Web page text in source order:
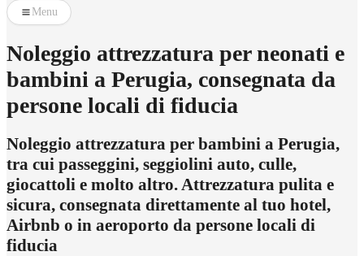
Menu
Noleggio attrezzatura per neonati e
bambini a Perugia, consegnata da
persone locali di fiducia
Noleggio attrezzatura per bambini a Perugia,
tra cui passeggini, seggiolini auto, culle,
giocattoli e molto altro. Attrezzatura pulita e
sicura, consegnata direttamente al tuo hotel,
Airbnb o in aeroporto da persone locali di
fiducia